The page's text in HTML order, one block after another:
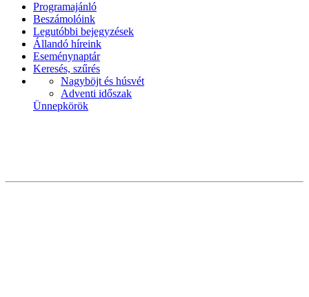
Programajánló
Beszámolóink
Legutóbbi bejegyzések
Állandó híreink
Eseménynaptár
Keresés, szűrés
Nagyböjt és húsvét
Adventi időszak
Ünnepkörök